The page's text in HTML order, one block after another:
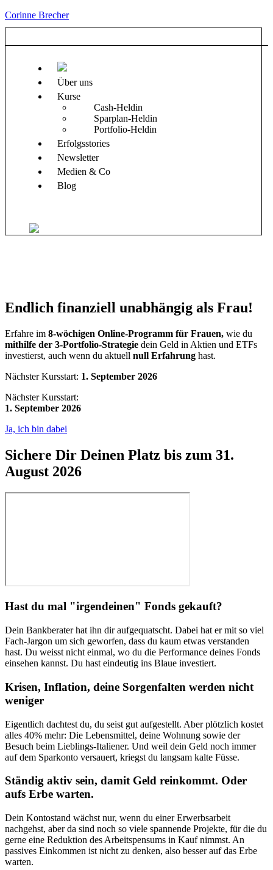
Corinne Brecher
Über uns
Kurse
Cash-Heldin
Sparplan-Heldin
Portfolio-Heldin
Erfolgsstories
Newsletter
Medien & Co
Blog
Endlich finanziell unabhängig als Frau!
Erfahre im 8-wöchigen Online-Programm für Frauen, wie du
mithilfe der 3-Portfolio-Strategie dein Geld in Aktien und ETFs
investierst, auch wenn du aktuell null Erfahrung hast.
Nächster Kursstart: 1. September 2026
Nächster Kursstart:
1. September 2026
Ja, ich bin dabei
Sichere Dir Deinen Platz bis zum 31.
August 2026
Hast du mal "irgendeinen" Fonds gekauft?
Dein Bankberater hat ihn dir aufgequatscht. Dabei hat er mit so viel
Fach-Jargon um sich geworfen, dass du kaum etwas verstanden
hast. Du weisst nicht einmal, wo du die Performance deines Fonds
einsehen kannst. Du hast eindeutig ins Blaue investiert.
Krisen, Inflation, deine Sorgenfalten werden nicht
weniger
Eigentlich dachtest du, du seist gut aufgestellt. Aber plötzlich kostet
alles 40% mehr: Die Lebensmittel, deine Wohnung sowie der
Besuch beim Lieblings-Italiener. Und weil dein Geld noch immer
auf dem Sparkonto versauert, kriegst du langsam kalte Füsse.
Ständig aktiv sein, damit Geld reinkommt. Oder
aufs Erbe warten.
Dein Kontostand wächst nur, wenn du einer Erwerbsarbeit
nachgehst, aber da sind noch so viele spannende Projekte, für die du
gerne eine Reduktion des Arbeitspensums in Kauf nimmst. An
passives Einkommen ist nicht zu denken, also besser auf das Erbe
warten.